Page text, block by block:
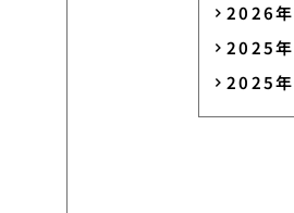
2026
2025
2025